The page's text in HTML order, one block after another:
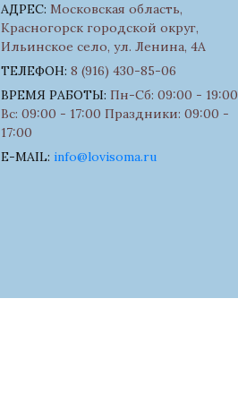
АДРЕС: Московская область,
Красногорск городской округ,
Ильинское село, ул. Ленина, 4А
ТЕЛЕФОН: 8 (916) 430-85-06
ВРЕМЯ РАБОТЫ: Пн-Сб: 09:00 - 19:00
Вс: 09:00 - 17:00 Праздники: 09:00 -
17:00
E-MAIL: info@lovisoma.ru